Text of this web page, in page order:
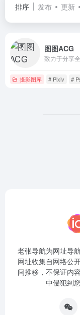
排序 发布 更新
图图ACG
致力于分享
摄影图库 # Pixiv #
老张导航为网址导
网址收集自网络公
间推移，不保证内
中侵犯到